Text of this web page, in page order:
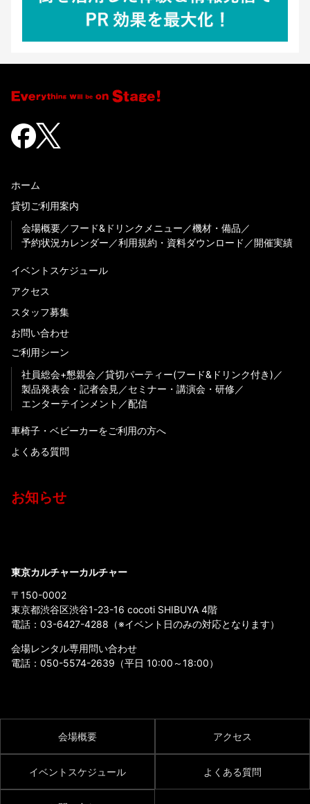
ホーム
貸切ご利用案内
会場概要
フード&ドリンクメニュー
機材・備品
予約状況カレンダー
利用規約・資料ダウンロード 開催実績
イベントスケジュール
アクセス
スタッフ募集
お問い合わせ
ご利用シーン
社員総会+懇親会
貸切パーティー(フード&ドリンク付き)
製品発表会・記者会見
セミナー・講演会・研修
エンターテインメント
配信
車椅子・ベビーカーをご利用の方へ
よくある質問
お知らせ
東京カルチャーカルチャー
〒150-0002
東京都渋谷区渋谷1-23-16 cocoti SHIBUYA 4階
電話： 03-6427-4288 （※イベント日のみの対応となります）
会場レンタル専用問い合わせ
電話： 050-5574-2639 （平日 10:00～18:00）
会場概要 アクセス
イベントスケジュール よくある質問